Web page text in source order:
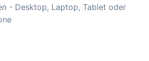
- Desktop, Laptop, Tablet oder